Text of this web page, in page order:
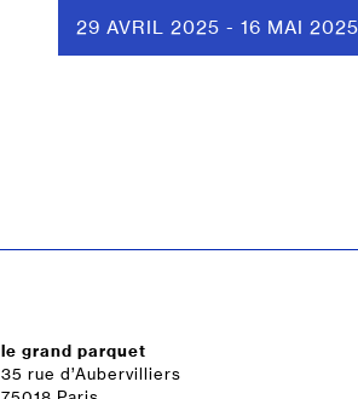
29 AVRIL 2025 - 16 MAI 2025
le grand parquet
35 rue d’Aubervilliers